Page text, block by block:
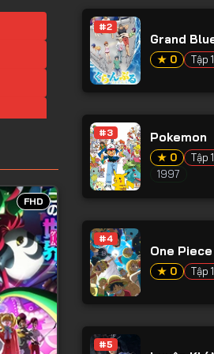
FHD
#2
Grand
★ 0 Tập
#3 Pokemon
★ 0
Tập
1997
#4
One
★ 0 Tập
#5